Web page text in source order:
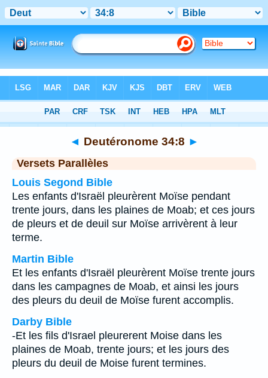
>Chapitre 34 > Verset 8
◄ Deutéronome 34:8 ►
Versets Parallèles
Louis Segond Bible
Les enfants d'Israël pleurèrent Moïse pendant
trente jours, dans les plaines de Moab; et ces jours
de pleurs et de deuil sur Moïse arrivèrent à leur
terme.
Martin Bible
Et les enfants d'Israël pleurèrent Moïse trente jours
dans les campagnes de Moab, et ainsi les jours
des pleurs du deuil de Moïse furent accomplis.
Darby Bible
-Et les fils d'Israel pleurerent Moise dans les
plaines de Moab, trente jours; et les jours des
pleurs du deuil de Moise furent termines.